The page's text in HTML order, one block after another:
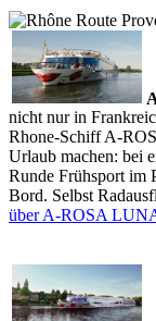
nicht nur in
Rhone-Schiff A-
Urlaub machen: bei
Runde Frühsport im
Bord. Selbst
über A-ROSA